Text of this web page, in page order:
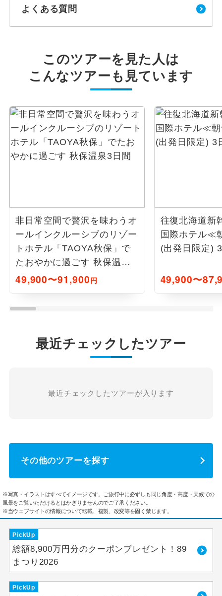
よくある質問
このツアーを見た人は
こんなツアーも見ています
非日常空間で贅沢を味わうオ
ールインクルーシブのリゾー
トホテル「TAOYA秋保」で
たおやかに過ごす 秋保温泉3
日間
49,900〜91,900円
往復北海道新
国際ホテル≪
(出発日限定)
49,900〜
最近チェックしたツアー
最近チェックしたツアーが入ります
その他のツアーを探す
※写真・イラストはすべてイメージです。ご旅行中に必ずしも同じ角度・高度・天候での
風景をご覧いただけるとはかぎりませんのでご了承ください。
※当ウェブサイトの情報について転載、複製、改変等を固く禁じます。
PickUp
総額8,900万円分のクーポンプレゼント！89
まつり2026
PickUp